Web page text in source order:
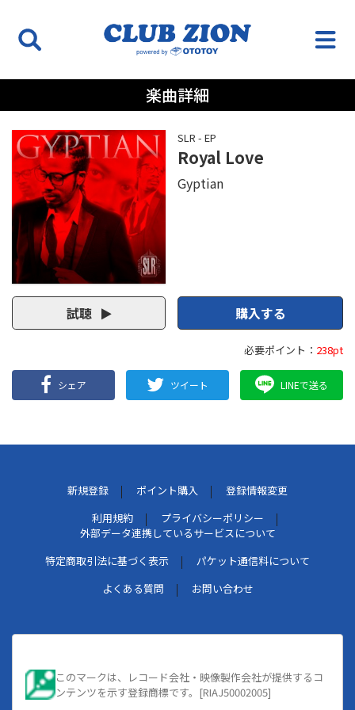
楽曲詳細
SLR - EP
Royal Love
Gyptian
試聴 購入する
必要ポイント： 238pt
シェア ツイート LINEで送る
新規登録 ポイント購入
登録情報変更
利用規約
プライバシーポリシー
外部データ連携しているサービスについて
特定商取引法に基づく表示
パケット通信料について
よくある質問
お問い合わせ
このマークは、レコード会社・映像製作会社が提供するコ
ンテンツを示す登録商標です。[RIAJ50002005]